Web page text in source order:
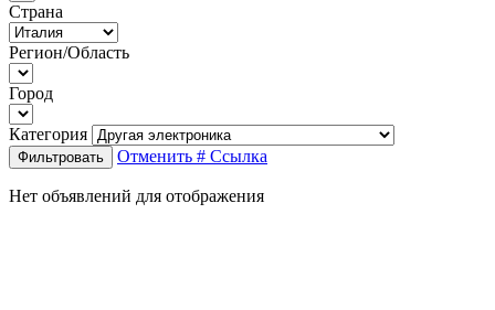
Страна
Регион/Область
Город
Категория
Фильтровать Отменить # Ссылка
Нет объявлений для отображения